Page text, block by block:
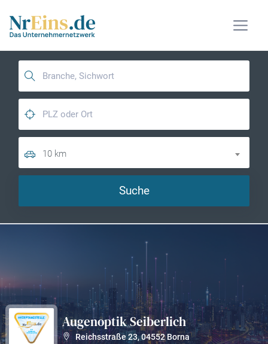
10 km
Suche
Augenoptik Seiberlich ?
Reichsstraße 23,04552 Borna